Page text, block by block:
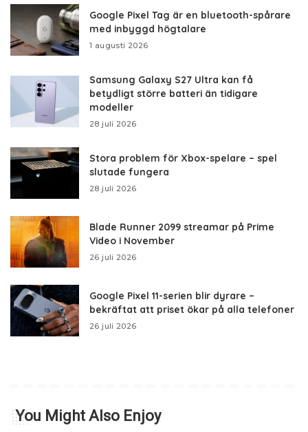
Google Pixel Tag är en bluetooth-spårare
med inbyggd högtalare
1 augusti 2026
Samsung Galaxy S27 Ultra kan få
betydligt större batteri än tidigare
modeller
28 juli 2026
Stora problem för Xbox-spelare – spel
slutade fungera
28 juli 2026
Blade Runner 2099 streamar på Prime
Video i November
26 juli 2026
Google Pixel 11-serien blir dyrare –
bekräftat att priset ökar på alla telefoner
26 juli 2026
You Might Also Enjoy